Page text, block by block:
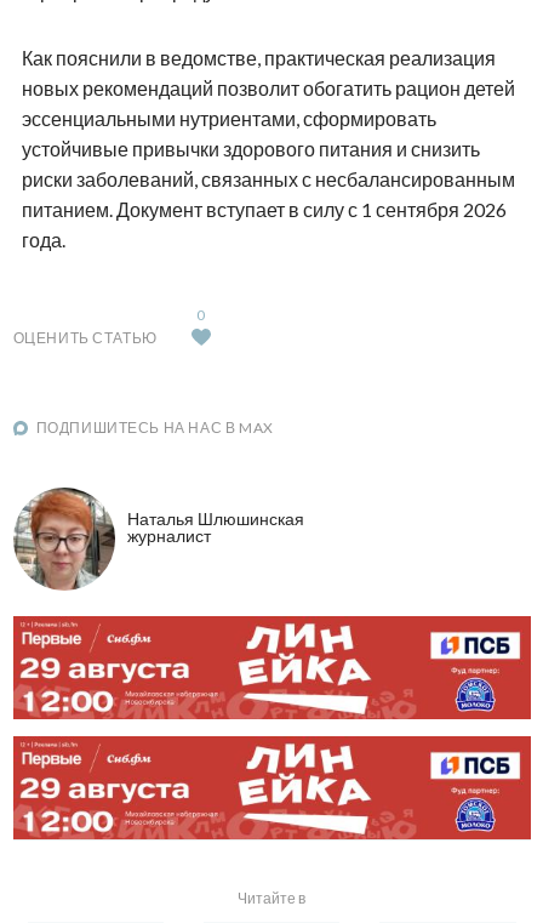
Как пояснили в ведомстве, практическая реализация
новых рекомендаций позволит обогатить рацион детей
эссенциальными нутриентами, сформировать
устойчивые привычки здорового питания и снизить
риски заболеваний, связанных с несбалансированным
питанием. Документ вступает в силу с 1 сентября 2026
года.
ОЦЕНИТЬ СТАТЬЮ
0
ПОДПИШИТЕСЬ НА НАС В MAX
Наталья Шлюшинская
журналист
Читайте в